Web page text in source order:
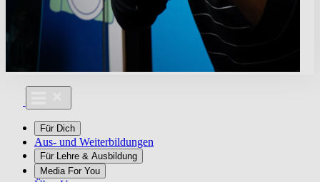
Für Dich
Aus- und Weiterbildungen
Für Lehre & Ausbildung
Media For You